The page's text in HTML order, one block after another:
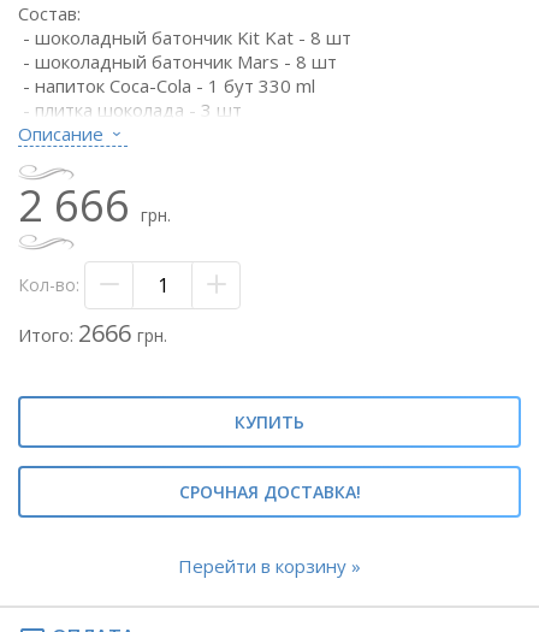
Состав:
- шоколадный батончик Kit Kat - 8 шт
- шоколадный батончик Mars - 8 шт
- напиток Coca-Cola - 1 бут 330 ml
- плитка шоколада - 3 шт
- флористический декор
- шпажки
- лента атласная
Описание
2 666 грн.
Кол-во:
Итого: 2666 грн.
КУПИТЬ
СРОЧНАЯ ДОСТАВКА!
Перейти в корзину »